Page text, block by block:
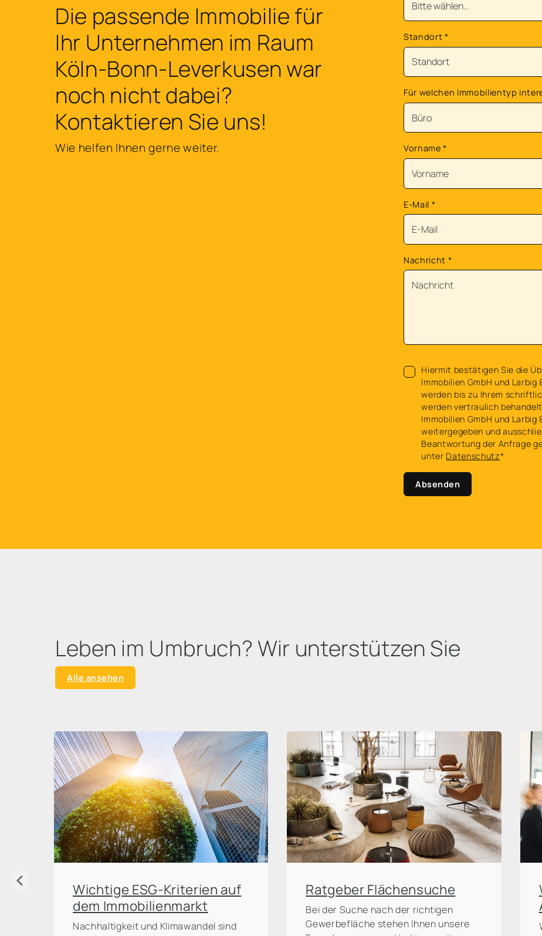
Die passende Immobilie für
Ihr Unternehmen im Raum
Köln-Bonn-Leverkusen war
noch nicht dabei?
Kontaktieren Sie uns!
Wie helfen Ihnen gerne weiter.
Standort *
Für welchen Immobilientyp
Vorname*
E-Mail *
Nachricht *
Hiermit bestätigen Sie die
Immobilien GmbH und
werden bis zu Ihrem
werden vertraulich
Immobilien GmbH und Larbig
weitergegeben und
Beantwortung der Anfrage
unter Datenschutz*
Absenden
Leben im Umbruch? Wir unterstützen Sie
Alle ansehen
Wichtige ESG-Kriterien auf
dem Immobilienmarkt
Nachhaltigkeit und Klimawandel sind
Ratgeber Flächensuche
Bei der Suche nach der richtigen
Gewerbefläche stehen Ihnen unsere